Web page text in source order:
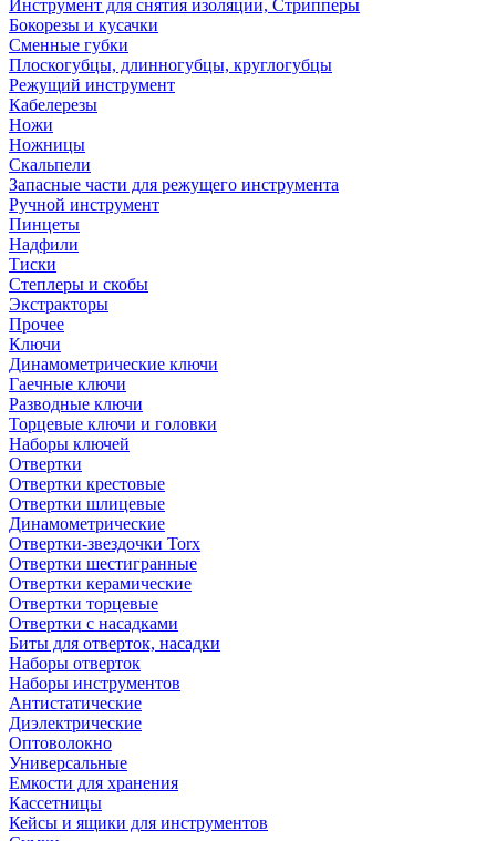
Инструмент для снятия изоляции, Стрипперы
Бокорезы и кусачки
Сменные губки
Плоскогубцы, длинногубцы, круглогубцы
Режущий инструмент
Кабелерезы
Ножи
Ножницы
Скальпели
Запасные части для режущего инструмента
Ручной инструмент
Пинцеты
Надфили
Тиски
Степлеры и скобы
Экстракторы
Прочее
Ключи
Динамометрические ключи
Гаечные ключи
Разводные ключи
Торцевые ключи и головки
Наборы ключей
Отвертки
Отвертки крестовые
Отвертки шлицевые
Динамометрические
Отвертки-звездочки Torx
Отвертки шестигранные
Отвертки керамические
Отвертки торцевые
Отвертки с насадками
Биты для отверток, насадки
Наборы отверток
Наборы инструментов
Антистатические
Диэлектрические
Оптоволокно
Универсальные
Емкости для хранения
Кассетницы
Кейсы и ящики для инструментов